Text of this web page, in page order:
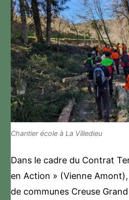
Chantier école à La Villedieu
Dans le cadre du Contrat
en Action » (Vienne
de communes Creuse